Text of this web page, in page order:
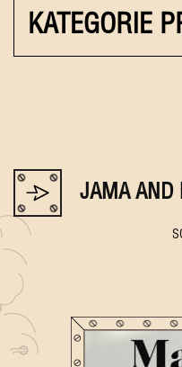
KATEGORIE
JAMA AND